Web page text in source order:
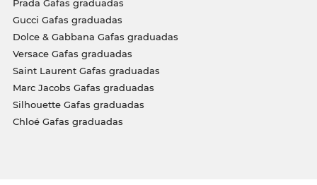
Prada Gafas graduadas
Gucci Gafas graduadas
Dolce & Gabbana Gafas graduadas
Versace Gafas graduadas
Saint Laurent Gafas graduadas
Marc Jacobs Gafas graduadas
Silhouette Gafas graduadas
Chloé Gafas graduadas